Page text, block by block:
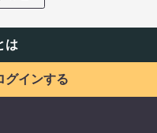
は
グインする